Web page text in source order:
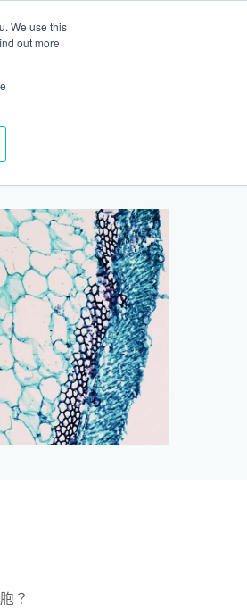
We use this
out more
壁屋清水灣道碧翠路牛奶公司
樓 6,7A,7B,8室
立街1號
壁屋清水灣道碧翠路牛奶公司
樓 6,7A,7B,8室
一
28號
212號舖
德己立街1號世紀廣場6樓603
9055
？